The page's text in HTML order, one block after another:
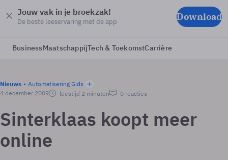
Jouw vak in je broekzak!
De beste leeservaring met de app Download
BusinessMaatschappijTech & ToekomstCarrière
Nieuws
Automatisering Gids
4 december 2009
leestijd 2 minuten 0 reacties
Sinterklaas koopt meer
online